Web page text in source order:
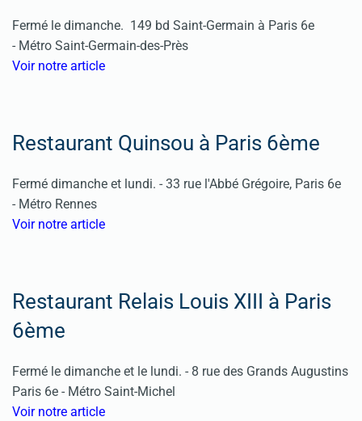
Fermé le dimanche. 149 bd Saint-Germain à Paris 6e
- Métro Saint-Germain-des-Près
Voir notre article
Restaurant Quinsou à Paris 6ème
Fermé dimanche et lundi. - 33 rue l'Abbé Grégoire, Paris 6e
- Métro Rennes
Voir notre article
Restaurant Relais Louis XIII à Paris
6ème
Fermé le dimanche et le lundi. - 8 rue des Grands Augustins
Paris 6e - Métro Saint-Michel
Voir notre article